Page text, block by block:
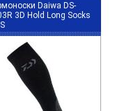
Daiwa DS-
3D Hold Long Socks